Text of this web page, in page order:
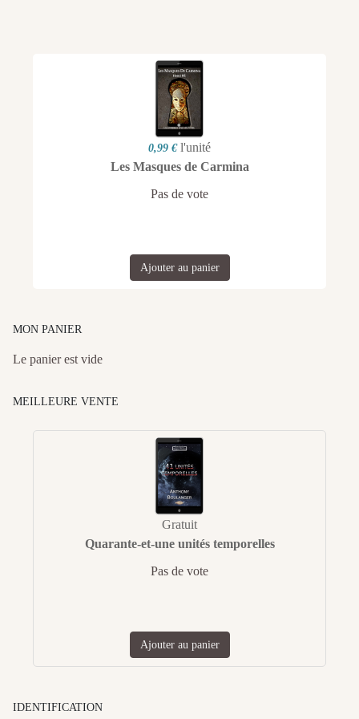
0,99 € l'unité
Les Masques de Carmina
Pas de vote
Ajouter au panier
MON PANIER
Le panier est vide
MEILLEURE VENTE
Gratuit
Quarante-et-une unités temporelles
Pas de vote
Ajouter au panier
IDENTIFICATION